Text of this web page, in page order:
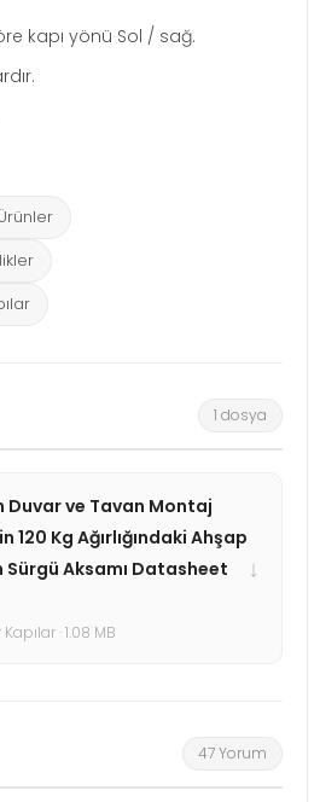
kapı yönü Sol / sağ.
1 dosya
Duvar ve Tavan Montaj
120 Kg Ağırlığındaki Ahşap
Aksamı Datasheet
· 1.08 MB
↓
47 Yorum